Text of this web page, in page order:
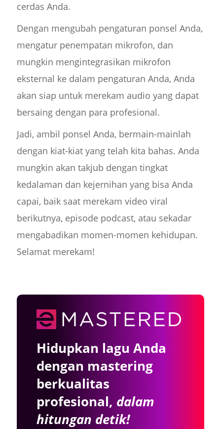
cerdas Anda.
Dengan mengubah pengaturan ponsel Anda,
mengatur penempatan mikrofon, dan
mungkin mengintegrasikan mikrofon
eksternal ke dalam pengaturan Anda, Anda
akan siap untuk merekam audio yang dapat
bersaing dengan para profesional.
Jadi, ambil ponsel Anda, bermain-mainlah
dengan kiat-kiat yang telah kita bahas. Anda
mungkin akan takjub dengan tingkat
kedalaman dan kejernihan yang bisa Anda
capai, baik saat merekam video viral
berikutnya, episode podcast, atau sekadar
mengabadikan momen-momen kehidupan.
Selamat merekam!
Hidupkan lagu Anda
dengan mastering
berkualitas
profesional, dalam
hitungan detik!